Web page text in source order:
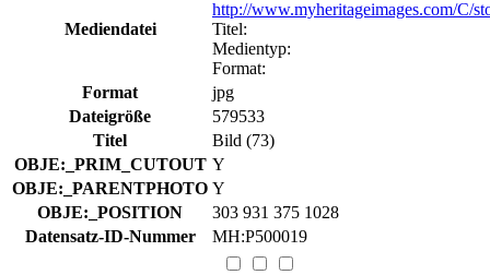
Mediendatei
http://www.myheritageimages.com/C/
Titel:
Medientyp:
Format:
Format
jpg
Dateigröße
579533
Titel
Bild (73)
OBJE:_PRIM_CUTOUT Y
OBJE:_PARENTPHOTO Y
OBJE:_POSITION
303 931 375 1028
Datensatz-ID-Nummer
MH:P500019